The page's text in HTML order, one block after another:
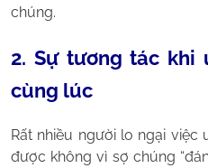
chúng.
2. Sự tương tác khi
cùng lúc
Rất nhiều người lo ngại
được không vì sợ chúng